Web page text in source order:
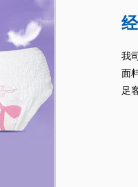
我
面
足